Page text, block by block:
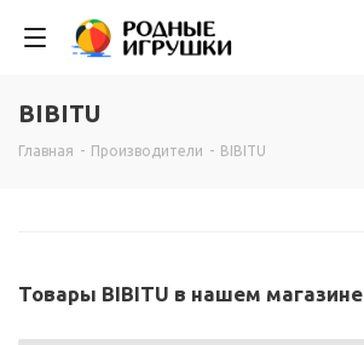
BIBITU
Главная - Производители - BIBITU
Товары BIBITU в нашем магазине